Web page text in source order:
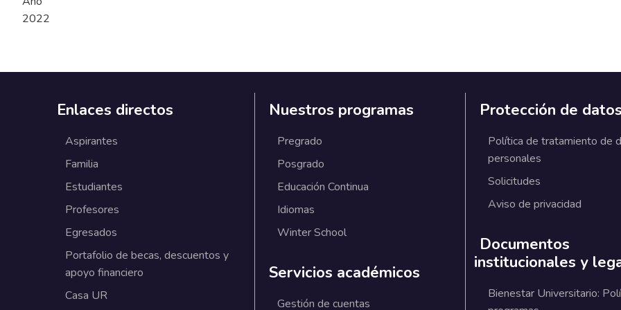
2022
Enlaces directos
Aspirantes
Familia
Estudiantes
Profesores
Egresados
Portafolio de becas, descuentos y
apoyo financiero
Casa UR
Nuestros programas
Pregrado
Posgrado
Educación Continua
Idiomas
Winter School
Servicios académicos
Gestión de cuentas
Protección de
Política de tratamiento de
personales
Solicitudes
Aviso de privacidad
Documentos
institucionales y
Bienestar Universitario: